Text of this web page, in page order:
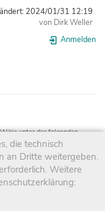
die technisch
an Dritte weitergeben.
Weitere
2024/01/31 12:19
von Dirk Weller
Anmelden
unter der folgenden